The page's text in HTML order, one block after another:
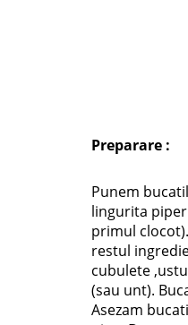
Preparare :
Punem
lingurita
primul
restul
cubulete
(sau unt).
Asezam